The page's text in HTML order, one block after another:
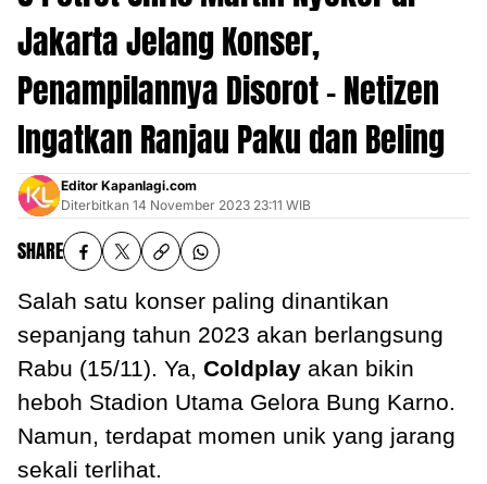
Jakarta Jelang Konser,
Penampilannya Disorot - Netizen
Ingatkan Ranjau Paku dan Beling
Editor Kapanlagi.com
Diterbitkan 14 November 2023 23:11 WIB
SHARE
Salah satu konser paling dinantikan
sepanjang tahun 2023 akan berlangsung
Rabu (15/11). Ya, Coldplay akan bikin
heboh Stadion Utama Gelora Bung Karno.
Namun, terdapat momen unik yang jarang
sekali terlihat.